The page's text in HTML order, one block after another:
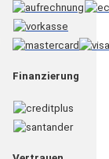
Finanzierung